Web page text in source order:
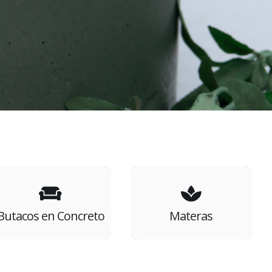
en Concreto Materas